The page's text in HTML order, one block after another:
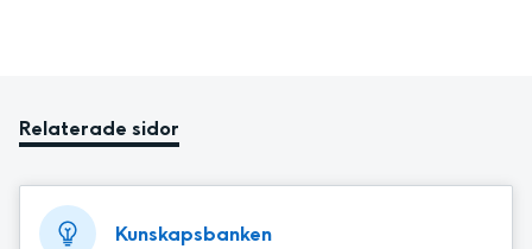
Relaterade sidor
Kunskapsbanken